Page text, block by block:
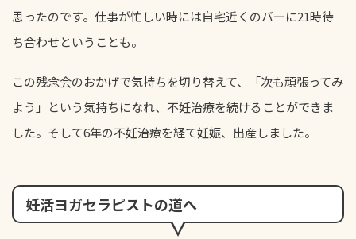
思ったのです。仕事が忙しい時には自宅近くのバーに21時待
ち合わせということも。
この残念会のおかげで気持ちを切り替えて、「次も頑張ってみ
よう」という気持ちになれ、不妊治療を続けることができま
した。そして6年の不妊治療を経て妊娠、出産しました。
妊活ヨガセラピストの道へ